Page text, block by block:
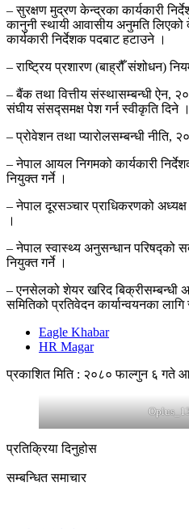
– सुरक्षण मुद्रण केन्द्रका कार्यकारी
कानुनी स्थायी आवासीय अनुमति
कार्यकारी निर्देशक पदबाट हटाउने ।
– राष्ट्रिय प्रशारण (बाह्रौँ संशोधन)
– बैंक तथा वित्तीय संस्थासम्बन्धी ऐन,
संघीय संसद्समक्ष पेश गर्न स्वीकृति दिने ।
– प्रोवेशन तथा प्यारोलसम्बन्धी नीति,
– नेपाल आयल निगमको कार्यकारी
नियुक्त गर्ने ।
– नेपाल दूरसञ्चार प्राधिकरणको अध्यक्ष
।
– नेपाल स्वास्थ्य अनुसन्धान परिषद्को
नियुक्त गर्ने ।
– एनसेलको शेयर खरिद बिक्रीसम्बन्धी
समितिको प्रतिवेदन कार्यान्वयनका
Eagle Khabar
HR Magar
प्रकाशित मिति : २०८० फाल्गुन ६ गते
प्रतिक्रिया दिनुहोस
सम्बन्धित समाचार